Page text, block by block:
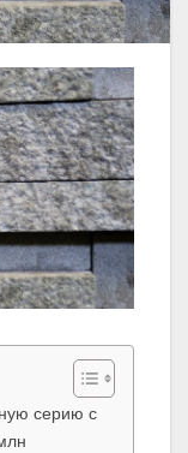
серию с